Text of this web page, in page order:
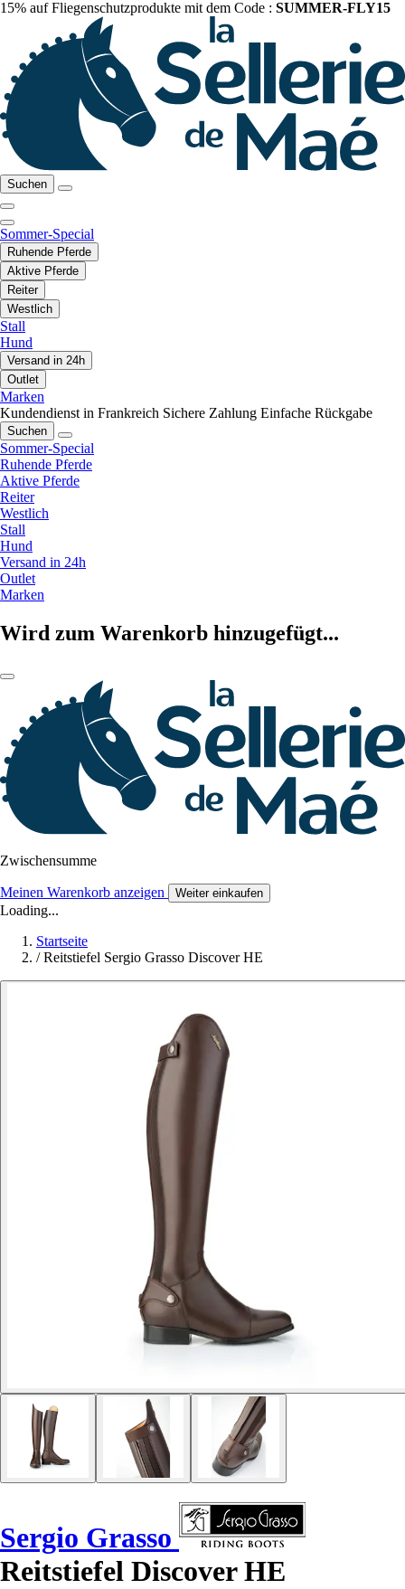
15% auf Fliegenschutzprodukte mit dem Code : SUMMER-FLY15
Suchen
Sommer-Special
Ruhende Pferde
Aktive Pferde
Reiter
Westlich
Stall
Hund
Versand in 24h
Outlet
Marken
Kundendienst in Frankreich Sichere Zahlung Einfache Rückgabe
Suchen
Sommer-Special
Ruhende Pferde
Aktive Pferde
Reiter
Westlich
Stall
Hund
Versand in 24h
Outlet
Marken
Wird zum Warenkorb hinzugefügt...
Zwischensumme
Meinen Warenkorb anzeigen Weiter einkaufen
Loading...
Startseite
/ Reitstiefel Sergio Grasso Discover HE
Sergio Grasso
Reitstiefel Discover HE